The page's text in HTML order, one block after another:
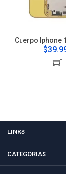
Cuerpo Iphone
LINKS
CATEGORIAS